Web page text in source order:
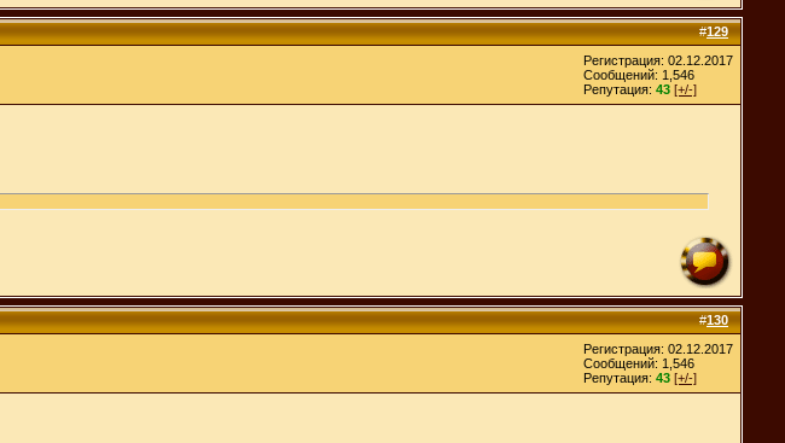
#129
Регистрация: 02.12.2017
Сообщений: 1,546
Репутация: 43 [+/-]
#130
Регистрация: 02.12.2017
Сообщений: 1,546
Репутация: 43 [+/-]